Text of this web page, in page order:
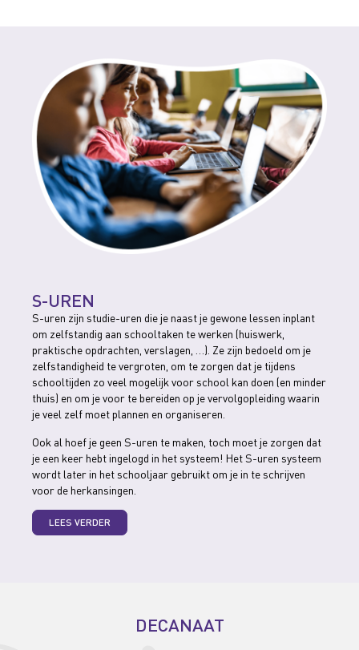
S-UREN
S-uren zijn studie-uren die je naast je gewone lessen inplant
om zelfstandig aan schooltaken te werken (huiswerk,
praktische opdrachten, verslagen, …). Ze zijn bedoeld om je
zelfstandigheid te vergroten, om te zorgen dat je tijdens
schooltijden zo veel mogelijk voor school kan doen (en minder
thuis) en om je voor te bereiden op je vervolgopleiding waarin
je veel zelf moet plannen en organiseren.
Ook al hoef je geen S-uren te maken, toch moet je zorgen dat
je een keer hebt ingelogd in het systeem! Het S-uren systeem
wordt later in het schooljaar gebruikt om je in te schrijven
voor de herkansingen.
LEES VERDER
DECANAAT